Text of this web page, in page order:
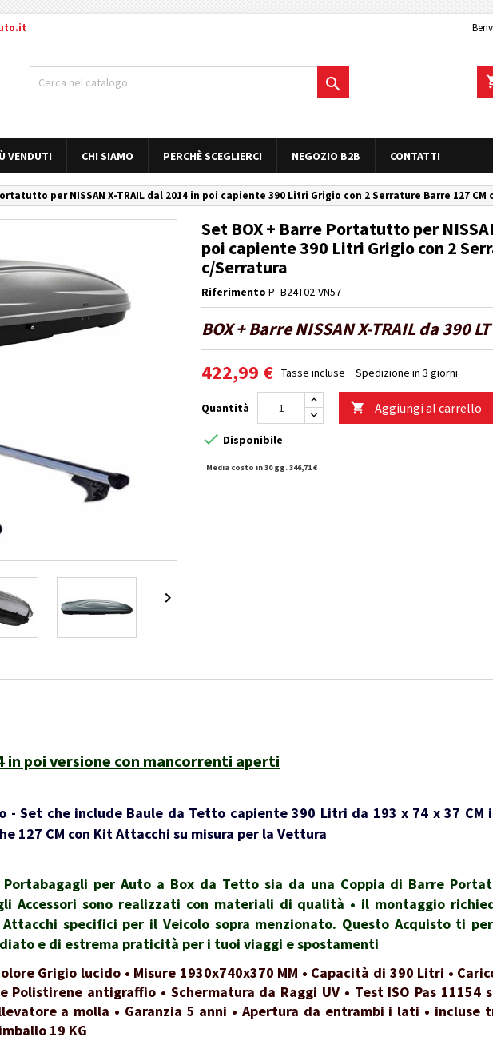

VENDUTI CHI SIAMO PERCHÈ SCEGLIERCI NEGOZIO B2B CONTATTI
per NISSAN X-TRAIL dal 2014 in poi capiente 390 Litri Grigio con 2 Serrature Barre 127 CM

Set BOX + Barre Portatutto per
poi capiente 390 Litri Grigio con 2
c/Serratura
Riferimento P_B24T02-VN57
BOX + Barre NISSAN X-TRAIL da 390
422,99 € Tasse incluse Spedizione in 3 giorni
Quantità  Aggiungi al carrello
 Disponibile
Media costo in 30 gg. 346,71 €
in poi versione con mancorrenti aperti
Set che include Baule da Tetto capiente 390 Litri da 193 x 74 x 37 CM
127 CM con Kit Attacchi su misura per la Vettura
per Auto a Box da Tetto sia da una Coppia di Barre
Accessori sono realizzati con materiali di qualità • il montaggio
specifici per il Veicolo sopra menzionato. Questo Acquisto ti
e di estrema praticità per i tuoi viaggi e spostamenti
Grigio lucido • Misure 1930x740x370 MM • Capacità di 390 Litri •
Polistirene antigraffio • Schermatura da Raggi UV • Test ISO Pas
a molla • Garanzia 5 anni • Apertura da entrambi i lati • incluse
19 KG